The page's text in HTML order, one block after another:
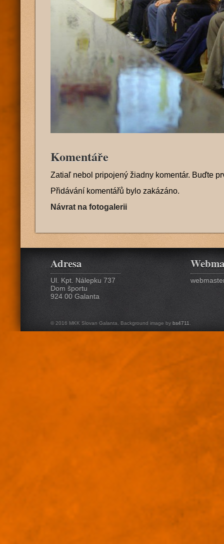
Komentáře
Zatiaľ nebol pripojený žiadny komentár. Buďte
Přidávání komentářů bylo zakázáno.
Návrat na fotogalerii
Adresa
Ul. Kpt. Nálepku 737
Dom športu
924 00 Galanta
© 2016 MKK Slovan Galanta. Background image by bs4711